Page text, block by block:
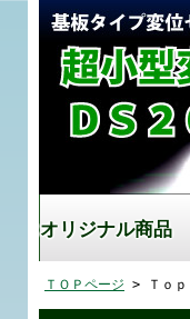
オリジナル商品
ＴＯＰページ > Ｔｏｐ